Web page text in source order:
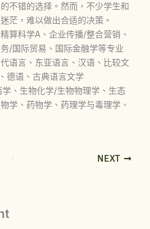
不错的选择。然而，不少学生和
茫，难以做出合适的决策。
算科学A、企业传播/整合营销、
/国际贸易、国际金融学等专业
语言、东亚语言、汉语、比较文
德语、古典语言文学
、生物化学/生物物理学、生态
学、药物学、药理学与毒理学、
NEXT